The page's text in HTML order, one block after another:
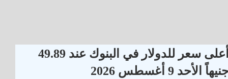
أعلى سعر للدولار في البنوك عند 49.89
الأحد 9 أغسطس 2026